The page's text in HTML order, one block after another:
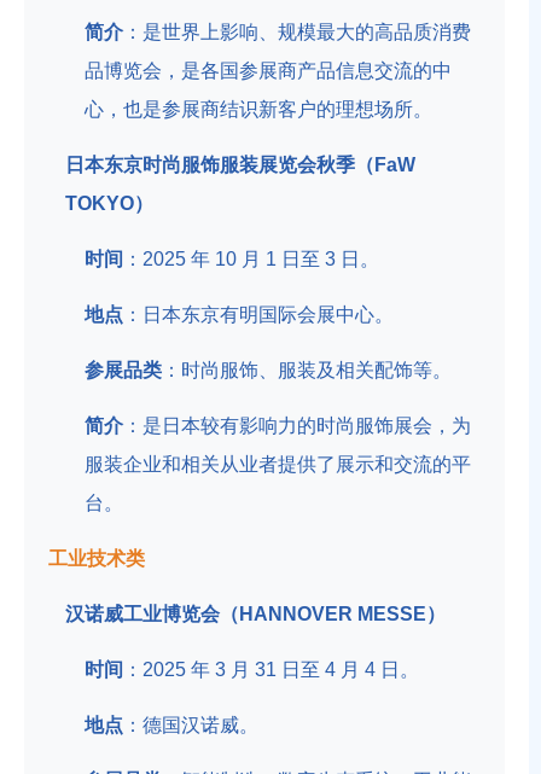
简介：是世界上影响、规模最大的高品质消费
品博览会，是各国参展商产品信息交流的中
心，也是参展商结识新客户的理想场所。
日本东京时尚服饰服装展览会秋季（FaW
TOKYO）
时间 ：2025 年 10 月 1 日至 3 日。
地点 ：日本东京有明国际会展中心。
参展品类 ：时尚服饰、服装及相关配饰等。
简介：是日本较有影响力的时尚服饰展会，为
服装企业和相关从业者提供了展示和交流的平
台。
工业技术类
汉诺威工业博览会（HANNOVER MESSE）
时间 ：2025 年 3 月 31 日至 4 月 4 日。
地点 ：德国汉诺威。